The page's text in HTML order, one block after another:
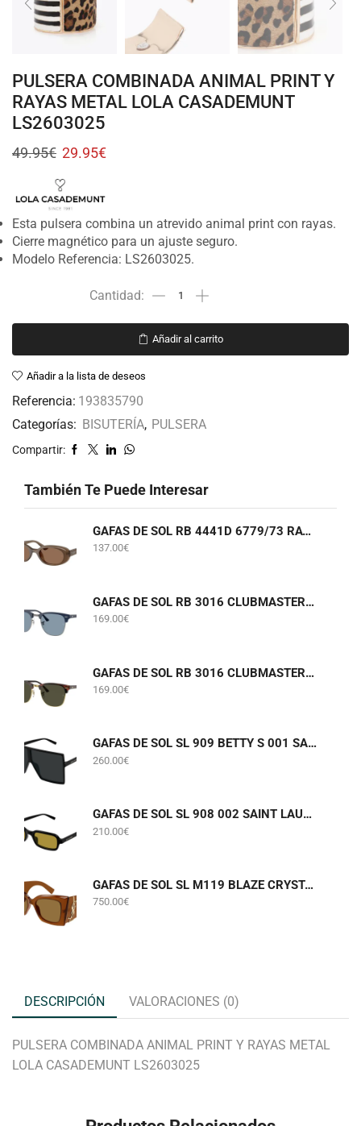
PULSERA COMBINADA ANIMAL PRINT Y
RAYAS METAL LOLA CASADEMUNT
LS2603025
49.95€ 29.95€
Esta pulsera combina un atrevido animal print con rayas.
Cierre magnético para un ajuste seguro.
Modelo Referencia: LS2603025.
Añadir al carrito
Añadir a la lista de deseos
Referencia: 193835790
Categorías: BISUTERÍA, PULSERA
Compartir:
También Te Puede Interesar
GAFAS DE SOL RB 4441D 6779/73 RAY-BAN
137.00€
GAFAS DE SOL RB 3016 CLUBMASTER 6879/56 RAY-BAN
169.00€
GAFAS DE SOL RB 3016 CLUBMASTER W0366 RAY-BAN
169.00€
GAFAS DE SOL SL 909 BETTY S 001 SAINT LAURENT
260.00€
GAFAS DE SOL SL 908 002 SAINT LAURENT
210.00€
GAFAS DE SOL SL M119 BLAZE CRYSTAL 002 SAINT LAURENT
750.00€
DESCRIPCIÓN VALORACIONES (0)
PULSERA COMBINADA ANIMAL PRINT Y RAYAS METAL
LOLA CASADEMUNT LS2603025